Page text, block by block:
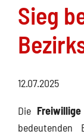
Sieg
12.07.2025
Die
bedeutenden